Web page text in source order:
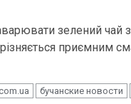
зелений чай
приємним
бучанские новости